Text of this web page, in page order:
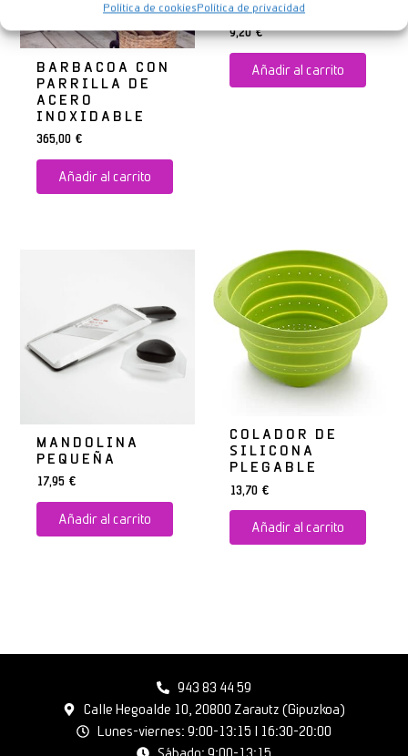
Política de cookiesPolítica de privacidad
BARBACOA CON
PARRILLA DE
ACERO
INOXIDABLE
365,00 €
Añadir al carrito
MORADO
9,20€
Añadir al carrito
MANDOLINA
PEQUEÑA
17,95 €
Añadir al carrito
COLADOR DE
SILICONA
PLEGABLE
13,70 €
Añadir al carrito
Lunes-viernes: 9:00-13:15 | 16:30-20:00
943 83 44 59
Calle Hegoalde 10, 20800 Zarautz (Gipuzkoa)